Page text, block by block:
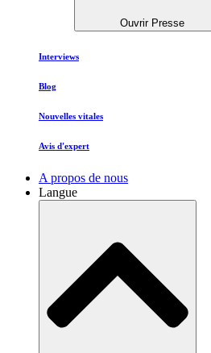
Ouvrir Presse
Interviews
Blog
Nouvelles vitales
Avis d'expert
A propos de nous
Langue